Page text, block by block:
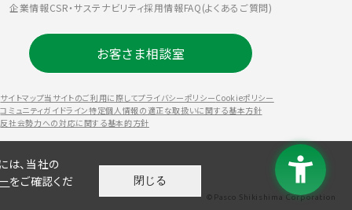
企業情報CSR・サステナビリティ採用情報FAQ(よくあるご質問)
お客さま相談室
サイトマップ当サイトのご利用に際してプライバシーポリシーCookieポリシー
コミュニティガイドライン特定個人情報の適正な取扱いに関する基本方針
反社会勢力への対応に関する基本的方針
©Pasco Shikishima Corporation
は、当社の
をご確認くだ 閉じる